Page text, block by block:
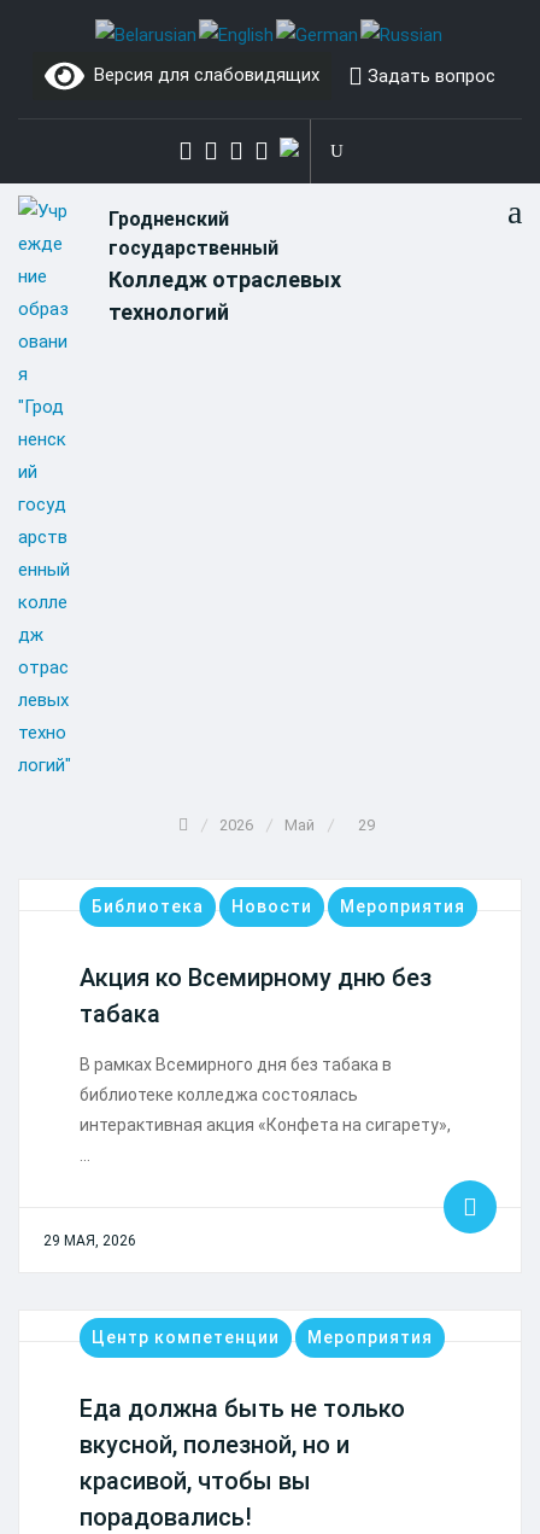
content
Версия для слабовидящих Задать вопрос
Гродненский
государственный
Колледж отраслевых
технологий
2026 Май 29
Библиотека Новости Мероприятия
Акция ко Всемирному дню без
табака
В рамках Всемирного дня без табака в
библиотеке колледжа состоялась
интерактивная акция «Конфета на сигарету»,
29 МАЯ, 2026
Центр компетенции Мероприятия
Еда должна быть не только
вкусной, полезной, но и
красивой, чтобы вы
порадовались!